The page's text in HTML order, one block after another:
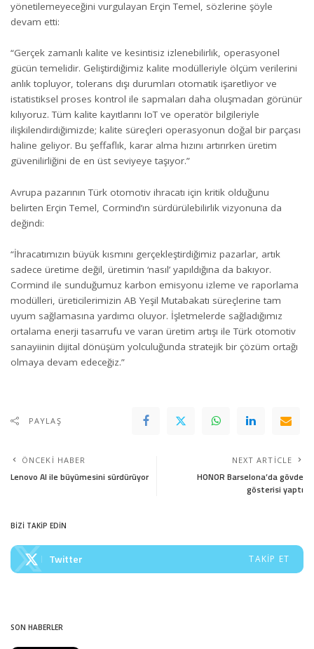
yönetilemeyeceğini vurgulayan Erçin Temel, sözlerine şöyle
devam etti:
“Gerçek zamanlı kalite ve kesintisiz izlenebilirlik, operasyonel
gücün temelidir. Geliştirdiğimiz kalite modülleriyle ölçüm verilerini
anlık topluyor, tolerans dışı durumları otomatik işaretliyor ve
istatistiksel proses kontrol ile sapmaları daha oluşmadan görünür
kılıyoruz. Tüm kalite kayıtlarını IoT ve operatör bilgileriyle
ilişkilendirdiğimizde; kalite süreçleri operasyonun doğal bir parçası
haline geliyor. Bu şeffaflık, karar alma hızını artırırken üretim
güvenilirliğini de en üst seviyeye taşıyor.”
Avrupa pazarının Türk otomotiv ihracatı için kritik olduğunu
belirten Erçin Temel, Cormind’ın sürdürülebilirlik vizyonuna da
değindi:
“İhracatımızın büyük kısmını gerçekleştirdiğimiz pazarlar, artık
sadece üretime değil, üretimin ‘nasıl’ yapıldığına da bakıyor.
Cormind ile sunduğumuz karbon emisyonu izleme ve raporlama
modülleri, üreticilerimizin AB Yeşil Mutabakatı süreçlerine tam
uyum sağlamasına yardımcı oluyor. İşletmelerde sağladığımız
ortalama enerji tasarrufu ve varan üretim artışı ile Türk otomotiv
sanayiinin dijital dönüşüm yolculuğunda stratejik bir çözüm ortağı
olmaya devam edeceğiz.”
PAYLAŞ
ÖNCEKI HABER
Lenovo AI ile büyümesini sürdürüyor
NEXT ARTICLE
HONOR Barselona’da gövde
gösterisi yaptı
BİZİ TAKİP EDİN
Twitter TAKIP ET
SON HABERLER